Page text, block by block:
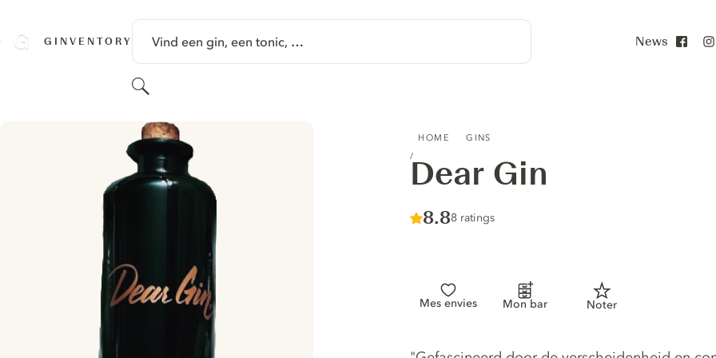
GINVENTORY Vind een gin, een tonic, …
Zoeken
News
HOME GINS
Dear Gin
Score :
8.8/ 10
8 ratings
Mes envies Mon bar Noter